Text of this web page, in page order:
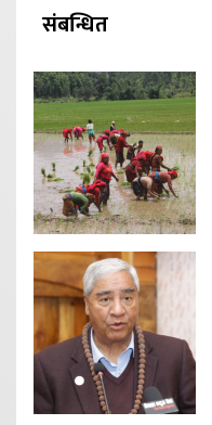
संबन्धित